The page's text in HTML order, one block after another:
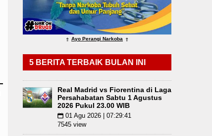
AC Milan Hanya Bermain Imbang dengan
⇑ Ayo Perangi Narkoba ⇑
5 BERITA TERBAIK BULAN INI
Real Madrid vs Fiorentina di Laga
Persahabatan Sabtu 1 Agustus
2026 Pukul 23.00 WIB
📅 01 Agu 2026 | 07:29:41
7545 view